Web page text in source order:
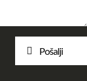
Pošalji